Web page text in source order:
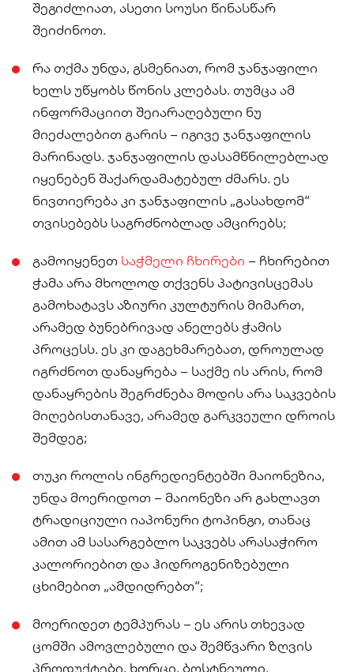
შეგიძლიათ, ასეთი სოუსი წინასწარ
შეიძინოთ.
რა თქმა უნდა, გსმენიათ, რომ ჯანჯაფილი
ხელს უწყობს წონის კლებას. თუმცა ამ
ინფორმაციით შეიარაღებული ნუ
მიეძალებით გარის – იგივე ჯანჯაფილის
მარინადს. ჯანჯაფილის დასამწნილებლად
იყენებენ შაქარდამატებულ ძმარს. ეს
ნივთიერება კი ჯანჯაფილის „გასახდომ“
თვისებებს საგრძნობლად ამცირებს;
გამოიყენეთ საჭმელი ჩხირები – ჩხირებით
ჭამა არა მხოლოდ თქვენს პატივისცემას
გამოხატავს აზიური კულტურის მიმართ,
არამედ ბუნებრივად ანელებს ჭამის
პროცესს. ეს კი დაგეხმარებათ, დროულად
იგრძნოთ დანაყრება – საქმე ის არის, რომ
დანაყრების შეგრძნება მოდის არა საკვების
მიღებისთანავე, არამედ გარკვეული დროის
შემდეგ;
თუკი როლის ინგრედიენტებში მაიონეზია,
უნდა მოერიდოთ – მაიონეზი არ გახლავთ
ტრადიციული იაპონური ტოპინგი, თანაც
ამით ამ სასარგებლო საკვებს არასაჭირო
კალორიებით და ჰიდროგენიზებული
ცხიმებით „ამდიდრებთ“;
მოერიდეთ ტემპურას – ეს არის თხევად
ცომში ამოვლებული და შემწვარი ზღვის
პროდუქტები, ხორცი, ბოსტნეული.